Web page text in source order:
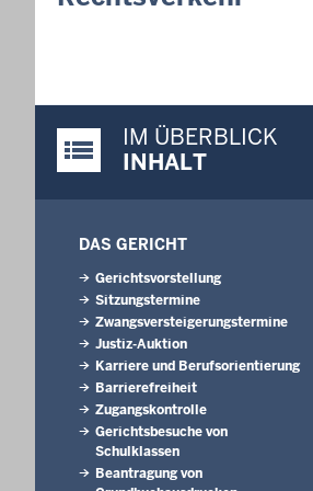
Justiz-Portal im Überblick:
IM ÜBERBLICK
INHALT
DAS GERICHT
Gerichtsvorstellung
Sitzungstermine
Zwangsversteigerungs­termine
Justiz-Auktion
Karriere und Berufsorientierung
Barrierefreiheit
Zugangskontrolle
Gerichtsbesuche von
Schulklassen
Beantragung von